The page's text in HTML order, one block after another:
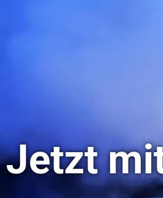
Jetzt